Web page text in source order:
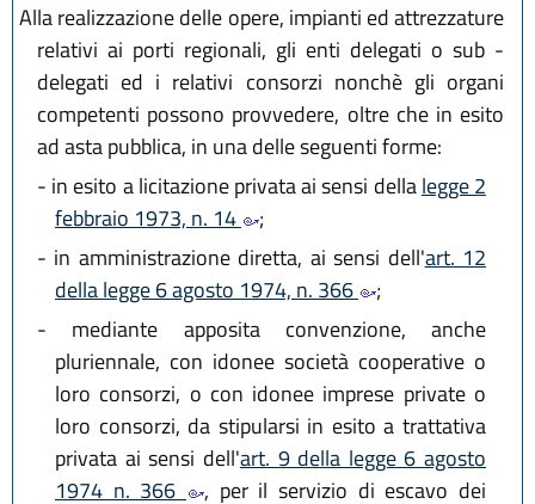
Alla realizzazione delle opere, impianti ed attrezzature
relativi ai porti regionali, gli enti delegati o sub -
delegati ed i relativi consorzi nonchè gli organi
competenti possono provvedere, oltre che in esito
ad asta pubblica, in una delle seguenti forme:
- in esito a licitazione privata ai sensi dellalegge 2
febbraio 1973, n. 14
;
- in amministrazione diretta, ai sensi dell'art. 12
della legge 6 agosto 1974, n. 366
;
- mediante apposita convenzione, anche
pluriennale, con idonee società cooperative o
loro consorzi, o con idonee imprese private o
loro consorzi, da stipularsi in esito a trattativa
privata ai sensi dell'art. 9 della legge 6 agosto
1974 n. 366
, per il servizio di escavo dei